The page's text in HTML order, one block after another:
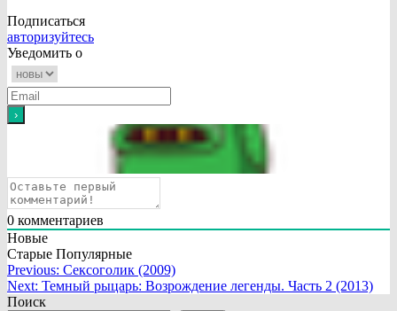
Подписаться
авторизуйтесь
Уведомить о
0 комментариев
Новые
Старые Популярные
Навигация
по
Previous: Сексоголик (2009)
Next: Темный рыцарь: Возрождение легенды. Часть 2 (2013)
Поиск